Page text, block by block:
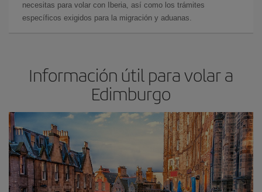
necesitas para volar con Iberia, así como los trámites
específicos exigidos para la migración y aduanas.
Información útil para volar a
Edimburgo